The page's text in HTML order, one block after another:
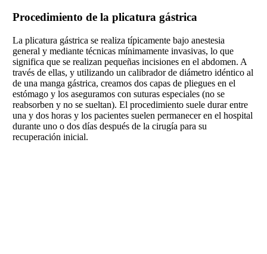
Procedimiento de la plicatura gástrica
La plicatura gástrica se realiza típicamente bajo anestesia
general y mediante técnicas mínimamente invasivas, lo que
significa que se realizan pequeñas incisiones en el abdomen. A
través de ellas, y utilizando un calibrador de diámetro idéntico al
de una manga gástrica, creamos dos capas de pliegues en el
estómago y los aseguramos con suturas especiales (no se
reabsorben y no se sueltan). El procedimiento suele durar entre
una y dos horas y los pacientes suelen permanecer en el hospital
durante uno o dos días después de la cirugía para su
recuperación inicial.